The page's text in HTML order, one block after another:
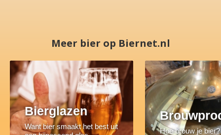
Meer bier op Biernet.nl
Bierglazen
Want bier smaakt het best uit
Hoe brouw je bier?